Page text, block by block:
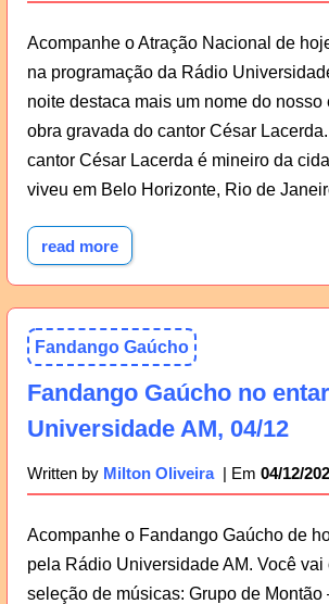
Acompanhe o Atração Nacional de
na programação da Rádio
noite destaca mais um nome do nosso
obra gravada do cantor César
cantor César Lacerda é mineiro da
viveu em Belo Horizonte, Rio de
read more
Fandango Gaúcho
Fandango Gaúcho no
Universidade AM, 04/12
Written by Milton Oliveira 04/12/
Acompanhe o Fandango Gaúcho de
pela Rádio Universidade AM. Você
seleção de músicas: Grupo de Montão